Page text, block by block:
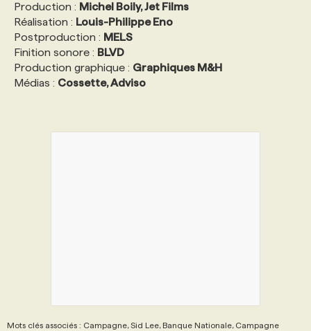
Production : Michel Boily, Jet Films
Réalisation : Louis-Philippe Eno
Postproduction : MELS
Finition sonore : BLVD
Production graphique : Graphiques M&H
Médias : Cossette, Adviso
Mots clés associés : Campagne, Sid Lee, Banque Nationale, Campagne